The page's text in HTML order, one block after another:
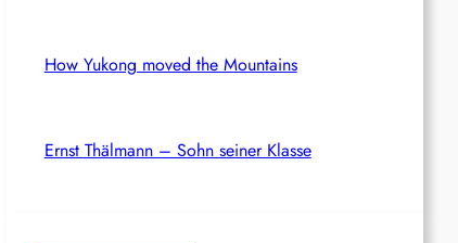
How Yukong moved the Mountains
Ernst Thälmann – Sohn seiner Klasse